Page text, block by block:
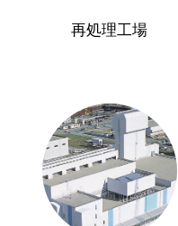
再処理工場